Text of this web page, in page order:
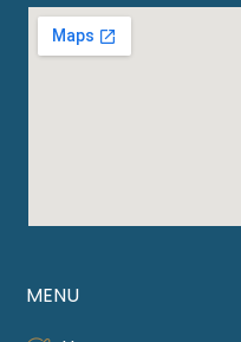
MENU